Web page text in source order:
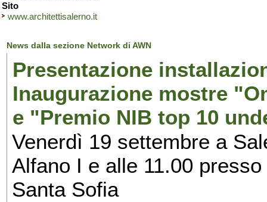
Sito
www.architettisalerno.it
News dalla sezione Network di AWN
Presentazione
Inaugurazione mostre
e "Premio NIB top 10
Venerdì 19 settembre a
Alfano I e alle 11.00
Santa Sofia